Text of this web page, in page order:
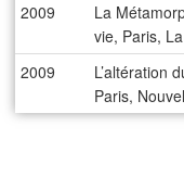
2009
La
vie, Paris,
2009
L’altération
Paris,